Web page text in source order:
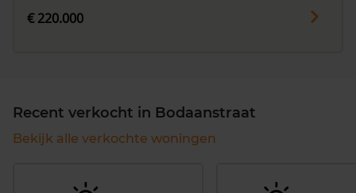
€ 220.000
Recent verkocht in Bodaanstraat
Bekijk alle verkochte woningen